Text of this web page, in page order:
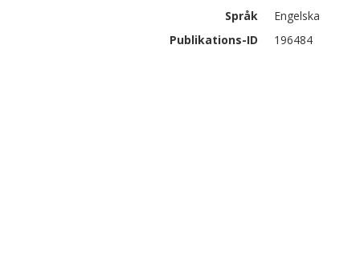
Språk
Engelska
Publikations-ID
196484